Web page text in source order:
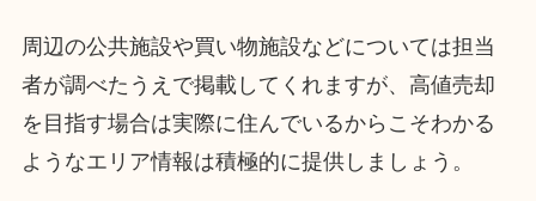
周辺の公共施設や買い物施設などについては担当
者が調べたうえで掲載してくれますが、高値売却
を目指す場合は実際に住んでいるからこそわかる
ようなエリア情報は積極的に提供しましょう。